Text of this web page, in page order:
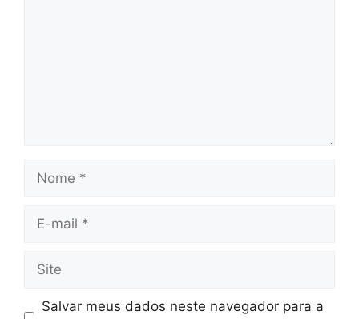
Nome
Site
Salvar meus dados neste navegador para a